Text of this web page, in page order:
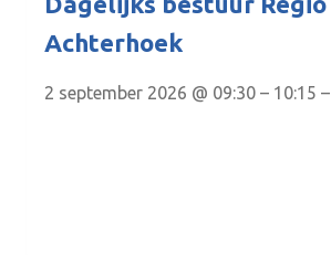
Achterhoek
2 september 2026 @ 09:30 – 10:15 –